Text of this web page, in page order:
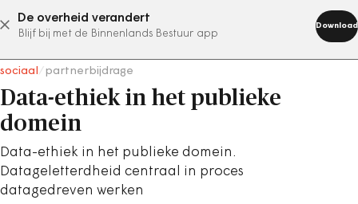
De overheid verandert
Blijf bij met de Binnenlands Bestuur app
Download
sociaal partnerbijdrage
Data-ethiek in het publieke
domein
Data-ethiek in het publieke domein.
Datageletterdheid centraal in proces
datagedreven werken